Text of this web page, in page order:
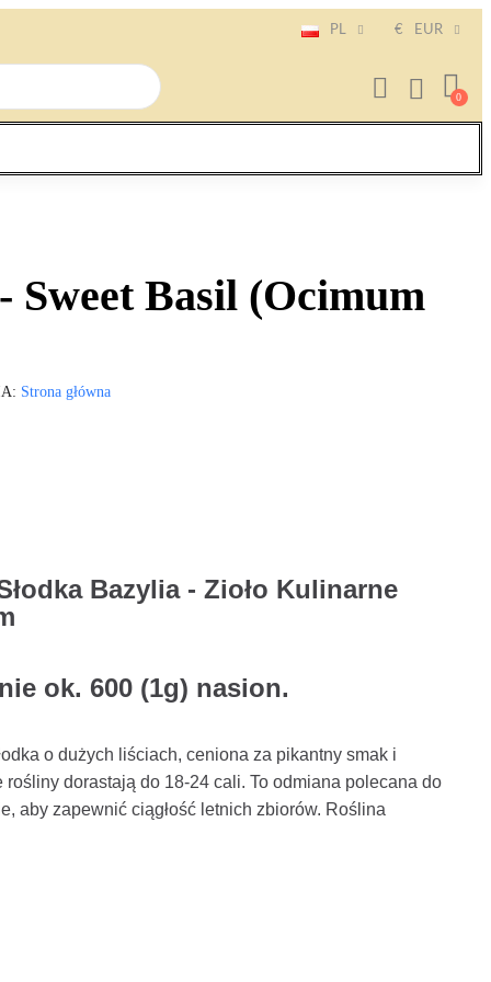
PL € EUR
Sweet Basil (Ocimum
Strona główna
Bazylia - Zioło Kulinarne
ok. 600 (1g) nasion.
o dużych liściach, ceniona za pikantny smak i
rośliny dorastają do 18-24 cali. To odmiana polecana do
aby zapewnić ciągłość letnich zbiorów. Roślina